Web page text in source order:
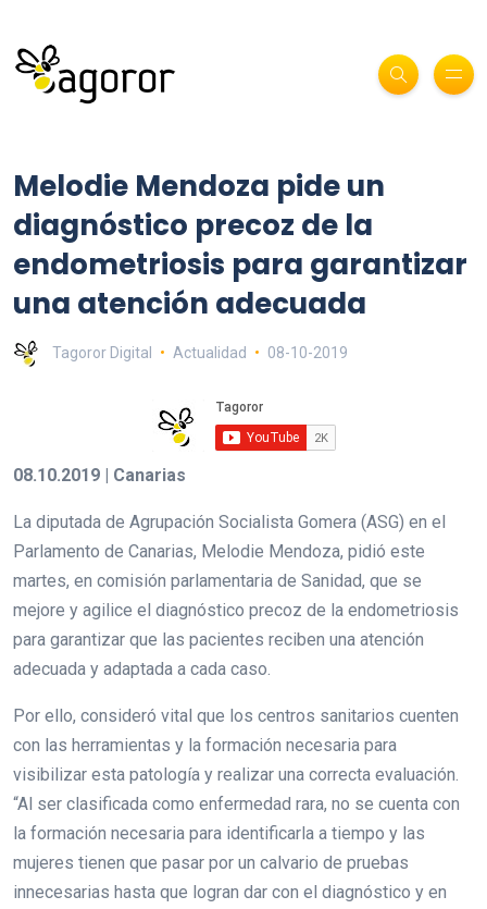
Melodie Mendoza pide un
diagnóstico precoz de la
endometriosis para garantizar
una atención adecuada
Tagoror Digital Actualidad 08-10-2019
08.10.2019 | Canarias
La diputada de Agrupación Socialista Gomera (ASG) en el
Parlamento de Canarias, Melodie Mendoza, pidió este
martes, en comisión parlamentaria de Sanidad, que se
mejore y agilice el diagnóstico precoz de la endometriosis
para garantizar que las pacientes reciben una atención
adecuada y adaptada a cada caso.
Por ello, consideró vital que los centros sanitarios cuenten
con las herramientas y la formación necesaria para
visibilizar esta patología y realizar una correcta evaluación.
“Al ser clasificada como enfermedad rara, no se cuenta con
la formación necesaria para identificarla a tiempo y las
mujeres tienen que pasar por un calvario de pruebas
innecesarias hasta que logran dar con el diagnóstico y en